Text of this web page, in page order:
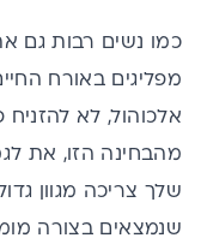
כמו נשים רבות גם
מפליגים באורח
אלכוהול, לא להזניח
מהבחינה הזו, את
שלך צריכה מגוון
שנמצאים בצורה